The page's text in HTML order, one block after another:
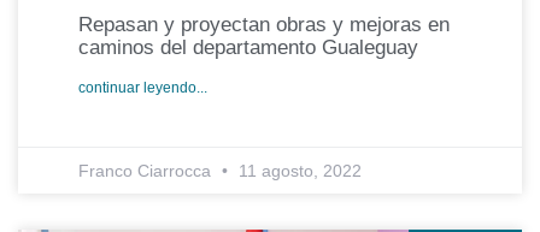
Repasan y proyectan obras y mejoras en
caminos del departamento Gualeguay
continuar leyendo...
Franco Ciarrocca 11 agosto, 2022